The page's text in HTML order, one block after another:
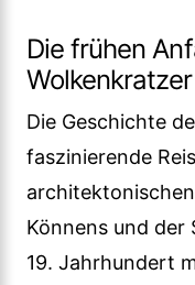
Die frühen
Wolkenkratzer
Die Geschichte
faszinierende
Könnens und
19. Jahrhundert